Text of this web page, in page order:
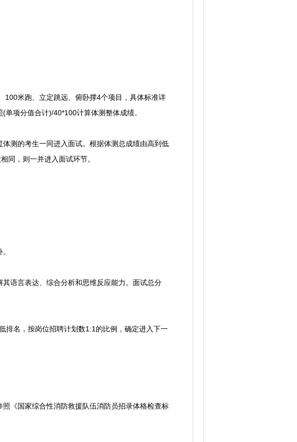
米跑、立定跳远、俯卧撑4个项目，具体标准详
项分值合计)/40*100计算体测整体成绩。
测的考生一同进入面试。根据体测总成绩由高到低
同，则一并进入面试环节。
语言表达、综合分析和思维反应能力。面试总分
名，按岗位招聘计划数1:1的比例，确定进入下一
《国家综合性消防救援队伍消防员招录体格检查标